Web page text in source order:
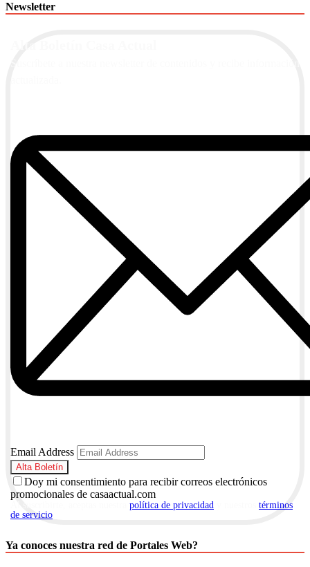
Newsletter
Email Address
Doy mi consentimiento para recibir correos electrónicos
promocionales de casaactual.com
política de privacidad
términos
de servicio
Ya conoces nuestra red de Portales Web?